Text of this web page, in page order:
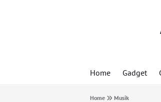
Home Gadget
Home Musik